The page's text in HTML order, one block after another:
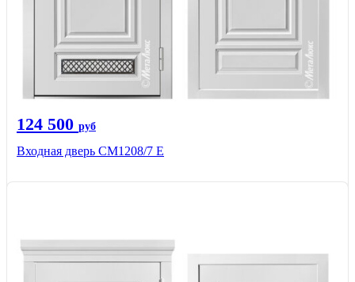
124 500 руб
Входная дверь СМ1208/7 E